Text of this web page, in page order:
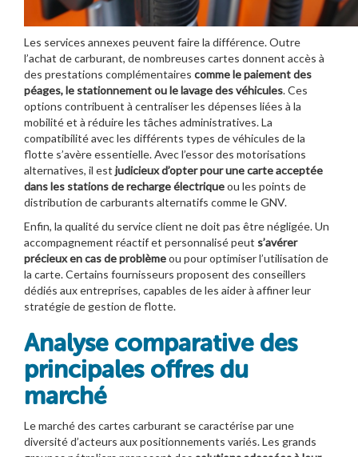
Les services annexes peuvent faire la différence. Outre
l’achat de carburant, de nombreuses cartes donnent accès à
des prestations complémentaires comme le paiement des
péages, le stationnement ou le lavage des véhicules. Ces
options contribuent à centraliser les dépenses liées à la
mobilité et à réduire les tâches administratives. La
compatibilité avec les différents types de véhicules de la
flotte s’avère essentielle. Avec l’essor des motorisations
alternatives, il est judicieux d’opter pour une carte acceptée
dans les stations de recharge électriqueou les points de
distribution de carburants alternatifs comme le GNV.
Enfin, la qualité du service client ne doit pas être négligée. Un
accompagnement réactif et personnalisé peut s’avérer
précieux en cas de problèmeou pour optimiser l’utilisation de
la carte. Certains fournisseurs proposent des conseillers
dédiés aux entreprises, capables de les aider à affiner leur
stratégie de gestion de flotte.
Analyse comparative des
principales offres du
marché
Le marché des cartes carburant se caractérise par une
diversité d’acteurs aux positionnements variés. Les grands